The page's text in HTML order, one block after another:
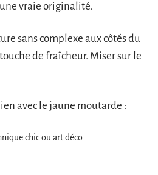
vraie originalité.
sans complexe aux côtés du
de fraîcheur. Miser sur le
avec le jaune moutarde :
chic ou art déco